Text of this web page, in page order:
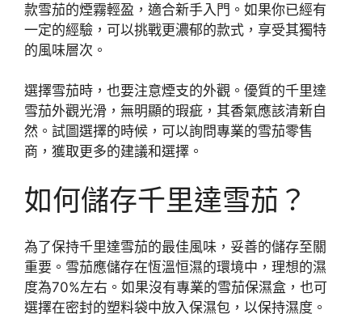
款雪茄的煙霧輕盈，適合新手入門。如果你已經有
一定的經驗，可以挑戰更濃郁的款式，享受其獨特
的風味層次。
選擇雪茄時，也要注意煙支的外觀。優質的千里達
雪茄外觀光滑，無明顯的瑕疵，其香氣應該清新自
然。試圖選擇的時候，可以詢問專業的雪茄零售
商，獲取更多的建議和選擇。
如何儲存千里達雪茄？
為了保持千里達雪茄的最佳風味，妥善的儲存至關
重要。雪茄應儲存在恆溫恒濕的環境中，理想的濕
度為70%左右。如果沒有專業的雪茄保濕盒，也可
選擇在密封的塑料袋中放入保濕包，以保持濕度。